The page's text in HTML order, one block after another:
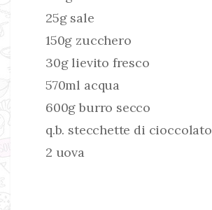
25g sale
150g zucchero
30g lievito fresco
570ml acqua
600g burro secco
q.b. stecchette di cioccolato
2 uova